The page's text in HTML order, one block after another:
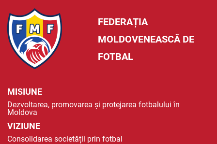
FEDERAȚIA
MOLDOVENEASCĂ DE
FOTBAL
MISIUNE
Dezvoltarea, promovarea și protejarea fotbalului în
Moldova
VIZIUNE
Consolidarea societății prin fotbal